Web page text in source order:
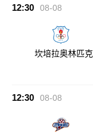
12:30 08-08
坎培拉奥林匹克
12:30 08-08